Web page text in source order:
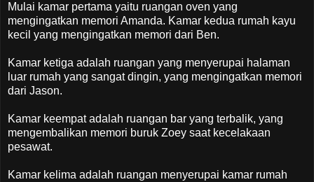
Mulai kamar pertama yaitu ruangan oven yang
mengingatkan memori Amanda. Kamar kedua rumah kayu
kecil yang mengingatkan memori dari Ben.
Kamar ketiga adalah ruangan yang menyerupai halaman
luar rumah yang sangat dingin, yang mengingatkan memori
dari Jason.
Kamar keempat adalah ruangan bar yang terbalik, yang
mengembalikan memori buruk Zoey saat kecelakaan
pesawat.
Kamar kelima adalah ruangan menyerupai kamar rumah